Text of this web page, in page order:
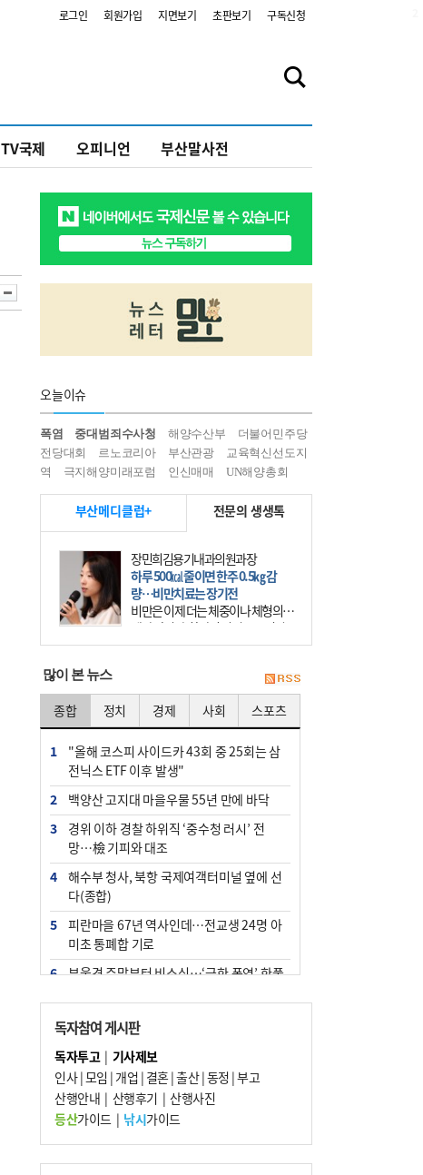
로그인 회원가입 지면보기 초판보기 구독신청
TV국제 오피니언 부산말사전
오늘이슈
폭염 중대범죄수사청 해양수산부
더불어민주당
전당대회
르노코리아 부산관광
교육혁신선도지
역
극지해양미래포럼 인신매매 UN해양총회
부산메디클럽+ 전문의 생생톡
장민희김용기내과의원과장
하루 500㎉ 줄이면 한주 0.5㎏ 감
량…비만치료는 장기전
비만은 이제 더는 체중이나 체형의 문
제가 아니다. 하나의 질병으로 인지
하고 치료와 관리를 해야 한다. 세계
많이 본 뉴스
종합 정치 경제 사회 스포츠
1
"올해 코스피 사이드카 43회 중 25회는 삼
전닉스 ETF 이후 발생"
2
백양산 고지대 마을우물 55년 만에 바닥
3
경위 이하 경찰 하위직 ‘중수청 러시’ 전
망…檢 기피와 대조
4
해수부 청사, 북항 국제여객터미널 옆에 선
다(종합)
5
피란마을 67년 역사인데…전교생 24명 아
미초 통폐합 기로
6
부울경 주말부터 비소식…‘극한 폭염’ 한풀
7
“낙동강권 삼락·을숙도·다대포 연결해 서
부산 관광 키우자”
8
오늘의 날씨- 2026년 8월 7일
9
외국인 선원 ‘인신매매 경유지’ 된 부산…
우려가 현실로
10 [사설] 해수부 신청사 북항으로 확정, 해양
수도 도약의 전환점
독자참여 게시판
독자투고| 기사제보
인사|모임 | 개업 | 결혼|출산|동정 |부고
산행안내 | 산행후기 | 산행사진
등산가이드| 낚시가이드